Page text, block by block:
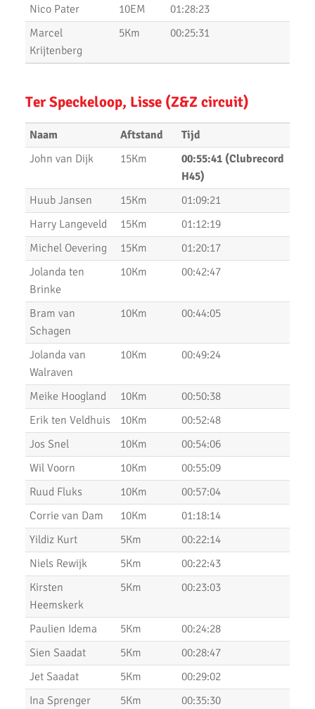
Uitslagen Midwinter Marathon Apeldoorn 2020
Uitslagen Uithoorns Mooiste 2020
Uitslagen Weekend 17 Januari 2020
NN Halve Marathon van Egmond 2020
Nieuwjaarsloop Leiden, Z&Z-circuit
Kerstloop 2019
Uitslagen Weekend 15 December 2019
Pepernoten Run 2019
Uitslagen Weekend 15 November 2019
Zilveren Turfloop 2019
Uitslagen 30e RunX Haarlem Cross Circuit
Marathon Weekend 2019
Lopersweeked 2019
Uitslagen Weekend 11 Oktober 2019
Uitslagen Weekend 4 Oktober 2019
Dam tot Damloop 2019
Triathlon Alphen
Een sportieve week
Uitslagen Weekend 6 September 2019
Uitslagen Uur van Uithoorn 2019
Uitslagen Weekend 31 Augustus 2019
Uitslagen Waverloop & Wilnis Dorpsloop
La Chouffe 2019
Nico Pater
10EM
01:28:23
Marcel
Krijtenberg
5Km 00:25:31
Ter Speckeloop, Lisse (Z&Z circuit)
Naam Aftstand
Tijd
John van Dijk
15Km
00:55:41 (Clubrecord
H45)
Huub Jansen
15Km
01:09:21
Harry Langeveld
15Km
01:12:19
Michel Oevering
15Km
01:20:17
Jolanda ten
Brinke
10Km 00:42:47
Bram van
Schagen
10Km 00:44:05
Jolanda van
Walraven
10Km 00:49:24
Meike Hoogland 10Km
00:50:38
Erik ten Veldhuis
10Km
00:52:48
Jos Snel
10Km
00:54:06
Wil Voorn
10Km
00:55:09
Ruud Fluks
10Km
00:57:04
Corrie van Dam
10Km
01:18:14
Yildiz Kurt
5Km
00:22:14
Niels Rewijk
5Km
00:22:43
Kirsten
Heemskerk
5Km 00:23:03
Paulien Idema 5Km
00:24:28
Sien Saadat
5Km
00:28:47
Jet Saadat
5Km
00:29:02
Ina Sprenger
5Km
00:35:30